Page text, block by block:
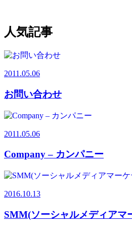
人気記事
2011.05.06
お問い合わせ
2011.05.06
Company – カンパニー
2016.10.13
SMM(ソーシャルメディアマ